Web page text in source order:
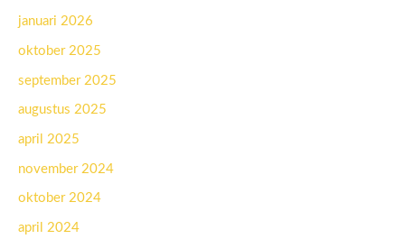
januari 2026
oktober 2025
september 2025
augustus 2025
april 2025
november 2024
oktober 2024
april 2024